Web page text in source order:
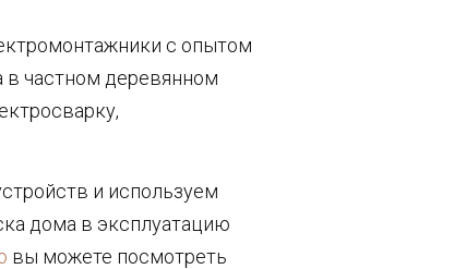
с опытом
частном деревянном
и используем
дома в эксплуатацию
вы можете посмотреть